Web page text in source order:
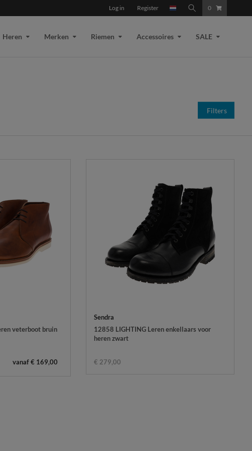
Log in Register 0
Heren Merken Riemen Accessoires SALE
Filters
veterboot bruin
vanaf € 169,00
Sendra
12858 LIGHTING Leren enkellaars voor
heren zwart
€ 279,00